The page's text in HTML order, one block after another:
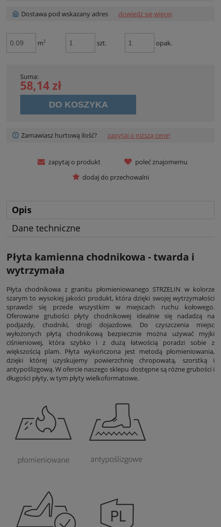
Dostawa pod wskazany adres dowiedz się więcej
m2 szt. opak.
Suma:
58,14 zł
DO KOSZYKA
Zamawiasz hurtową ilość? zapytaj o niższą cenę!
zapytaj o produkt
poleć znajomemu
dodaj do przechowalni
Opis
Dane techniczne
Płyta kamienna chodnikowa - twarda i
wytrzymała
Płyta chodnikowa z granitu płomieniowanego STRZELIN w kolorze
szarym to wysokiej jakości produkt, która dzięki swojej wytrzymałości
sprawdzi się przede wszystkim w miejscach ruchu kołowego.
Oferowane grubości płyty chodnikowej idealnie się nadadzą na
podjazdy, chodniki, drogi dojazdowe. Do czyszczenia miejsc
wyłożonych płytą chodnikową bezpiecznie można używać myjki
ciśnieniowej, która szybko i z dużą łatwością poradzi sobie z
większością plam. Płyta wykończona jest metodą płomieniowania,
dzięki której uzyskujemy powierzchnię chropowatą, szorstką i
antypoślizgową. W ofercie naszego sklepu dostępne są różne grubości i
długości płyty, w tym płyty wielkoformatowe.